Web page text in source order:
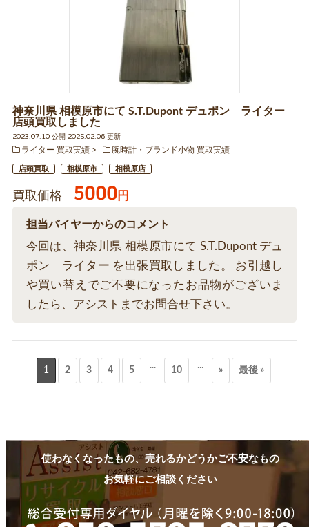
神奈川県 相模原市にて S.T.Dupont デュポン ライター
店頭買取しました
2023.07.10 公開 2025.02.06 更新
ライター 買取実績
腕時計・ブランド小物 買取実績
店頭買取 相模原市 相模原店
買取価格 5000円
担当バイヤーからのコメント
今回は、神奈川県 相模原市にて S.T.Dupont デュ
ポン ライター を出張買取しました。 お引越し
や買い替えでご不要になったお品物がございま
したら、アシストまでお問合せ下さい。
1 2 3 4 5 ... 10 ... » 最後 »
使わなくなったもの、売れるかどうかご不安なもの
お気軽にご相談ください